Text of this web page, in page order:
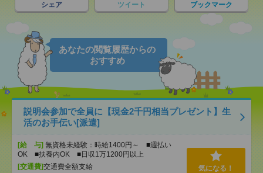
シェア ツイート ブックマーク
あなたの閲覧履歴からの
おすすめ
説明会参加で全員に【現金2千円相当プレゼント】生
活のお手伝い[派遣]
[給 与] 無資格未経験：時給1400円～ ■週払い
OK ■扶養内OK ■日収1万1200円以上
[交通費]交通費全額支給 気になる！